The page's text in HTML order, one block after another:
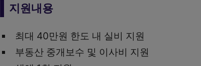
지원내용
최대 40만원 한도 내 실비 지원
부동산 중개보수 및 이사비 지원